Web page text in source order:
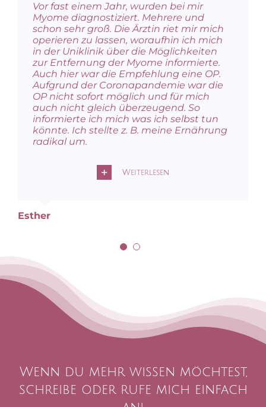
Vor fast einem Jahr, wurden bei mir
Myome diagnostiziert. Mehrere und
schon sehr groß. Die Ärztin riet mir mich
operieren zu lassen, woraufhin ich mich
in der Uniklinik über die Möglichkeiten
zur Entfernung der Myome informierte.
Auch hier war die Empfehlung eine OP.
Aufgrund der Coronapandemie war die
OP nicht sofort möglich und für mich
auch nicht gleich überzeugend. So
informierte ich mich was ich selbst tun
könnte. Ich stellte z. B. meine Ernährung
radikal um.
Weiterlesen
Esther
Durch meine Schwägerin bin ich auf die
AVIVA-Methode aufmerksam geworden.
Ich wollte dann unbedingt ganz schnell
einen Kurs besuchen und durch Zufall
kam gerade bei Ildikó ein Kurs zustande.
Ildikó ist super freundlich und zeitlich
sehr flexibel. Sie hat uns über die
Hintergründe der AVIVA- Methode erzählt
und immer wieder persönliches
einfließen lassen. Dadurch war der Kurs
sehr informativ und die Atmosphäre wie
bei einer guten Freundin Zuhause.
Wenn du mehr wissen möchtest,
schreibe oder rufe mich einfach